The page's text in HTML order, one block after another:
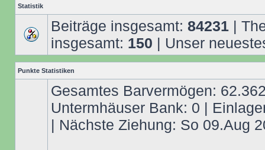
Statistik
Beiträge insgesamt: 84231 |
insgesamt: 150 | Unser
Punkte Statistiken
Gesamtes Barvermögen:
Untermhäuser Bank: 0 |
| Nächste Ziehung: So 09.Aug